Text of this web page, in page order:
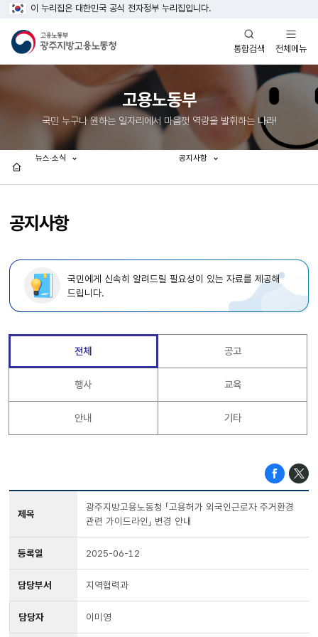
이 누리집은 대한민국 공식 전자정부 누리집입니다.
통합검색
열기
전체메뉴
열기
고용노동부
국민 누구나 원하는 일자리에서 마음껏 역량을 발휘하는 나라!
공지사항
뉴스·소식 공지사항
국민에게 신속히 알려드릴 필요성이 있는 자료를 제공해
드립니다.
전체 공고
행사 교육
안내 기타
제목
광주지방고용노동청 「고용허가 외국인근로자 주거환경
관련 가이드라인」 변경 안내
등록일 2025-06-12
담당부서 지역협력과
담당자 이미영